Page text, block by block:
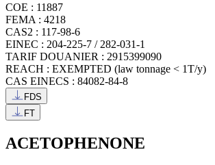
COE : 11887
FEMA : 4218
CAS2 : 117-98-6
EINEC : 204-225-7 / 282-031-1
TARIF DOUANIER : 2915399090
REACH : EXEMPTED (law tonnage < 1T/y)
CAS EINECS : 84082-84-8
FDS
FT
ACETOPHENONE